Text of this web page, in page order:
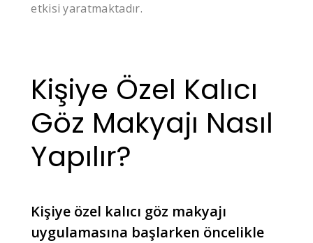
etkisi yaratmaktadır.
Kişiye Özel Kalıcı
Göz Makyajı Nasıl
Yapılır?
Kişiye özel kalıcı göz makyajı
uygulamasına başlarken öncelikle